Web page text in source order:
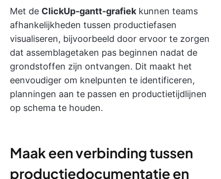
Met de ClickUp-gantt-grafiek kunnen teams
afhankelijkheden tussen productiefasen
visualiseren, bijvoorbeeld door ervoor te zorgen
dat assemblagetaken pas beginnen nadat de
grondstoffen zijn ontvangen. Dit maakt het
eenvoudiger om knelpunten te identificeren,
planningen aan te passen en productietijdlijnen
op schema te houden.
Maak een verbinding tussen
productiedocumentatie en